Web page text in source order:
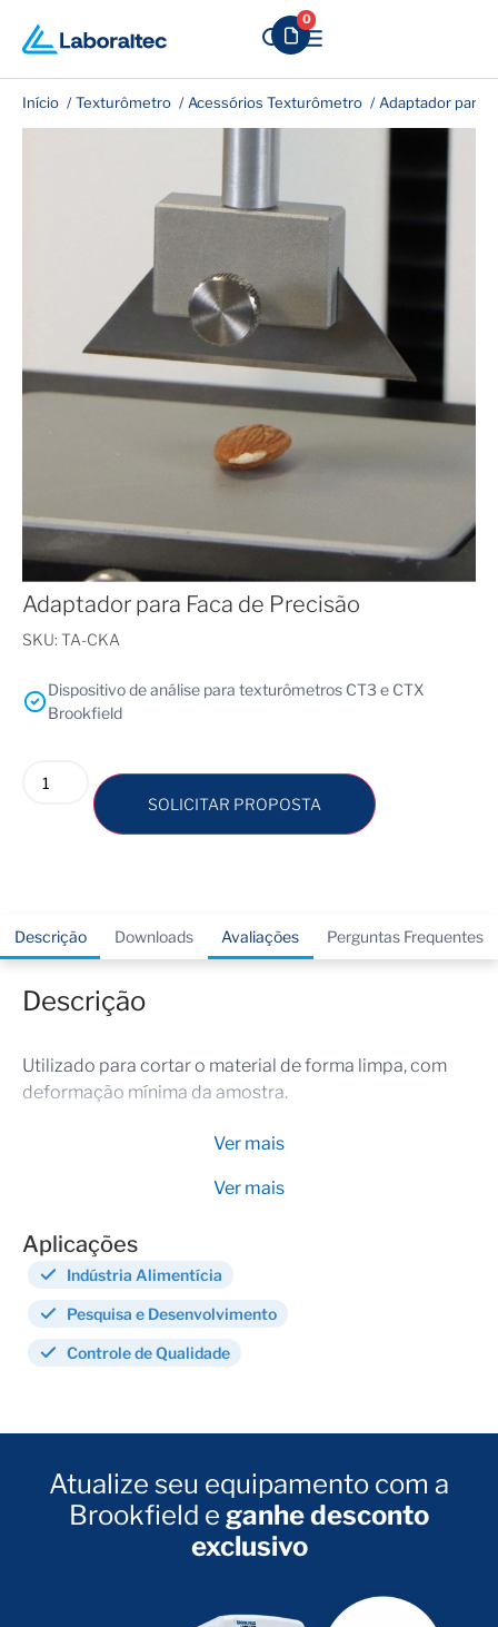
0
Início Texturômetro Acessórios Texturômetro Adaptador para
Adaptador para Faca de Precisão
SKU: TA-CKA
Dispositivo de análise para texturômetros CT3 e CTX
Brookfield
SOLICITAR PROPOSTA
Descrição Downloads Avaliações Perguntas Frequentes
Descrição
Utilizado para cortar o material de forma limpa, com
deformação mínima da amostra.
Ver mais
Ver mais
Aplicações
Indústria Alimentícia
Pesquisa e Desenvolvimento
Controle de Qualidade
Atualize seu equipamento com a
Brookfield e ganhe desconto
exclusivo